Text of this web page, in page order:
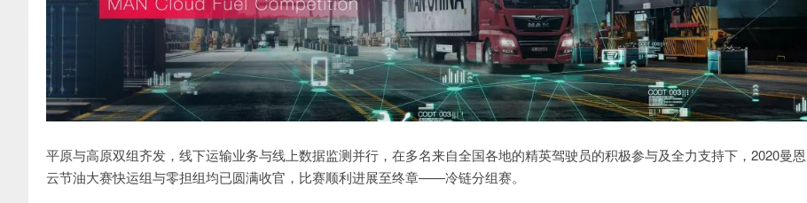
平原与高原双组齐发，线下运输业务与线上数据监测并行，在多名来自全国各地的精英驾驶员的积极参与及全力支持下，2020曼恩
云节油大赛快运组与零担组均已圆满收官，比赛顺利进展至终章——冷链分组赛。